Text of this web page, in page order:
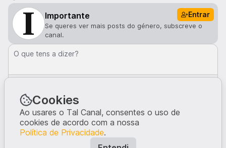
Importante Entrar
Se queres ver mais posts do género, subscreve o
canal.
O que tens a dizer?
Comentários · 1
guimacrlh 1me
Já chegamos ao ponto de termos ataques terroristas?
1
Cookies
Ao usares o Tal Canal, consentes o uso de
cookies de acordo com a nossa
Política de Privacidade.